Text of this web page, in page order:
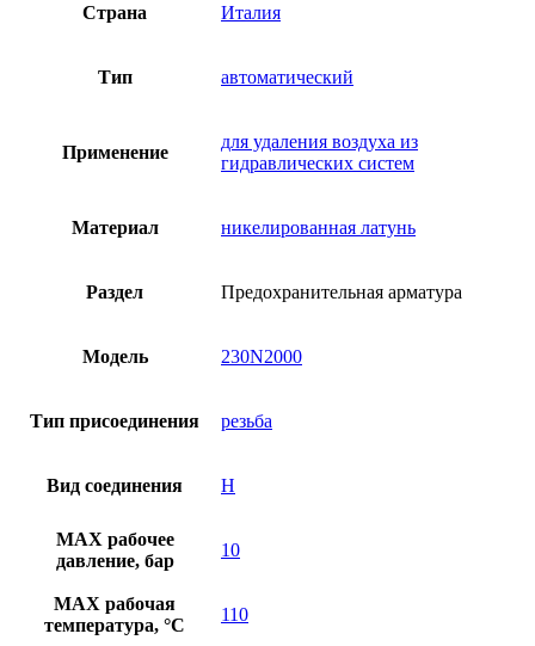
Страна Италия
Тип автоматический
Применение
для удаления воздуха из
гидравлических систем
Материал никелированная латунь
Раздел Предохранительная арматура
Модель 230N2000
Тип присоединения резьба
Вид соединения Н
MAX рабочее
давление, бар
10
MAX рабочая
температура, °C
110